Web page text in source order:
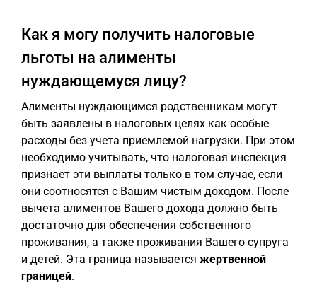
Как я могу получить налоговые
льготы на алименты
нуждающемуся лицу?
Алименты нуждающимся родственникам могут
быть заявлены в налоговых целях как особые
расходы без учета приемлемой нагрузки. При этом
необходимо учитывать, что налоговая инспекция
признает эти выплаты только в том случае, если
они соотносятся с Вашим чистым доходом. После
вычета алиментов Вашего дохода должно быть
достаточно для обеспечения собственного
проживания, а также проживания Вашего супруга
и детей. Эта граница называется жертвенной
границей.